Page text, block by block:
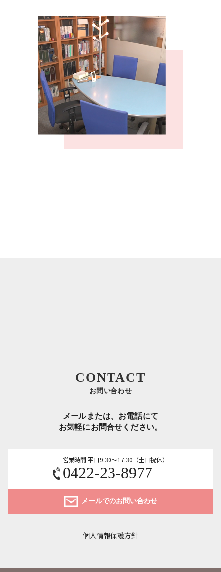
CONTACT
お問い合わせ
メールまたは、お電話にて
お気軽にお問合せください。
営業時間 平日9:30～17:30（土日祝休）
0422-23-8977
メールでのお問い合わせ
個人情報保護方針